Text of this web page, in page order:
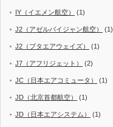
IY（イエメン航空） (1)
J2（アゼルバイジャン航空） (1)
J2（ブタエアウェイズ） (1)
J7（アフリジェット） (2)
JC（日本エアコミュータ） (1)
JD（北京首都航空） (1)
JD（日本エアシステム） (1)